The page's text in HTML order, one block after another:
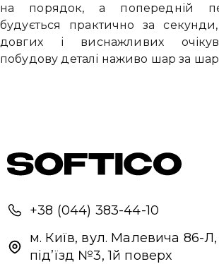
на порядок, а попередній
будується практично за
довгих і виснажливих
побудову деталі наживо шар за
+38 (044) 383-44-10
м. Київ, вул. Малевича 86-Л,
під’їзд №3, 1й поверх